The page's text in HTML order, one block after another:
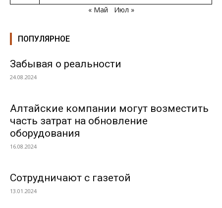
« Май
Июл »
ПОПУЛЯРНОЕ
Забывая о реальности
24.08.2024
Алтайские компании могут возместить
часть затрат на обновление
оборудования
16.08.2024
Сотрудничают с газетой
13.01.2024